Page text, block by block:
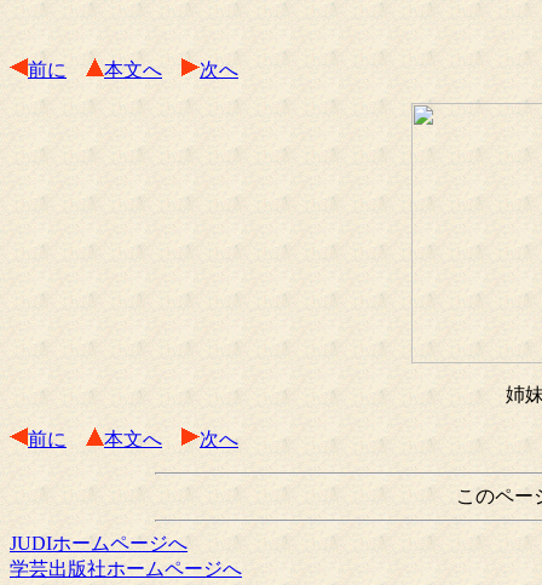
前に 本文へ 次へ
姉
前に 本文へ 次へ
このペー
JUDIホームページへ
学芸出版社ホームページへ